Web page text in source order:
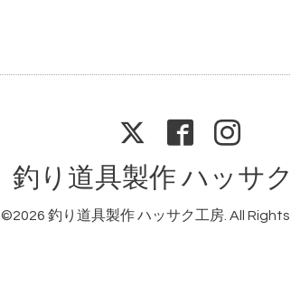
釣り道具製作 ハッサ
©2026 釣り道具製作 ハッサク工房. All